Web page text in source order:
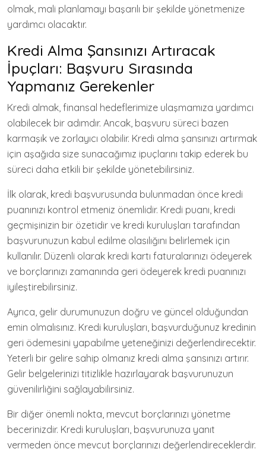
olmak, mali planlamayı başarılı bir şekilde yönetmenize
yardımcı olacaktır.
Kredi Alma Şansınızı Artıracak
İpuçları: Başvuru Sırasında
Yapmanız Gerekenler
Kredi almak, finansal hedeflerimize ulaşmamıza yardımcı
olabilecek bir adımdır. Ancak, başvuru süreci bazen
karmaşık ve zorlayıcı olabilir. Kredi alma şansınızı artırmak
için aşağıda size sunacağımız ipuçlarını takip ederek bu
süreci daha etkili bir şekilde yönetebilirsiniz.
İlk olarak, kredi başvurusunda bulunmadan önce kredi
puanınızı kontrol etmeniz önemlidir. Kredi puanı, kredi
geçmişinizin bir özetidir ve kredi kuruluşları tarafından
başvurunuzun kabul edilme olasılığını belirlemek için
kullanılır. Düzenli olarak kredi kartı faturalarınızı ödeyerek
ve borçlarınızı zamanında geri ödeyerek kredi puanınızı
iyileştirebilirsiniz.
Ayrıca, gelir durumunuzun doğru ve güncel olduğundan
emin olmalısınız. Kredi kuruluşları, başvurduğunuz kredinin
geri ödemesini yapabilme yeteneğinizi değerlendirecektir.
Yeterli bir gelire sahip olmanız kredi alma şansınızı artırır.
Gelir belgelerinizi titizlikle hazırlayarak başvurunuzun
güvenilirliğini sağlayabilirsiniz.
Bir diğer önemli nokta, mevcut borçlarınızı yönetme
becerinizdir. Kredi kuruluşları, başvurunuza yanıt
vermeden önce mevcut borçlarınızı değerlendireceklerdir.